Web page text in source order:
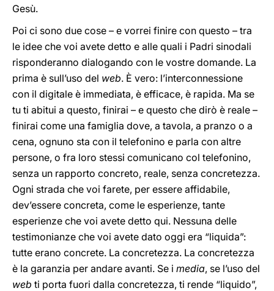
Gesù.
Poi ci sono due cose – e vorrei finire con questo – tra
le idee che voi avete detto e alle quali i Padri sinodali
risponderanno dialogando con le vostre domande. La
prima è sull’uso del web. È vero: l’interconnessione
con il digitale è immediata, è efficace, è rapida. Ma se
tu ti abitui a questo, finirai – e questo che dirò è reale –
finirai come una famiglia dove, a tavola, a pranzo o a
cena, ognuno sta con il telefonino e parla con altre
persone, o fra loro stessi comunicano col telefonino,
senza un rapporto concreto, reale, senza concretezza.
Ogni strada che voi farete, per essere affidabile,
dev’essere concreta, come le esperienze, tante
esperienze che voi avete detto qui. Nessuna delle
testimonianze che voi avete dato oggi era “liquida”:
tutte erano concrete. La concretezza. La concretezza
è la garanzia per andare avanti. Se i media, se l’uso del
web ti porta fuori dalla concretezza, ti rende “liquido”,